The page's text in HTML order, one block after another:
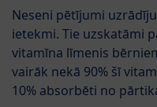
Neseni pētījumi
ietekmi. Tie uzskatāmi
vitamīna līmenis
vairāk nekā 90% šī
10% absorbēti no